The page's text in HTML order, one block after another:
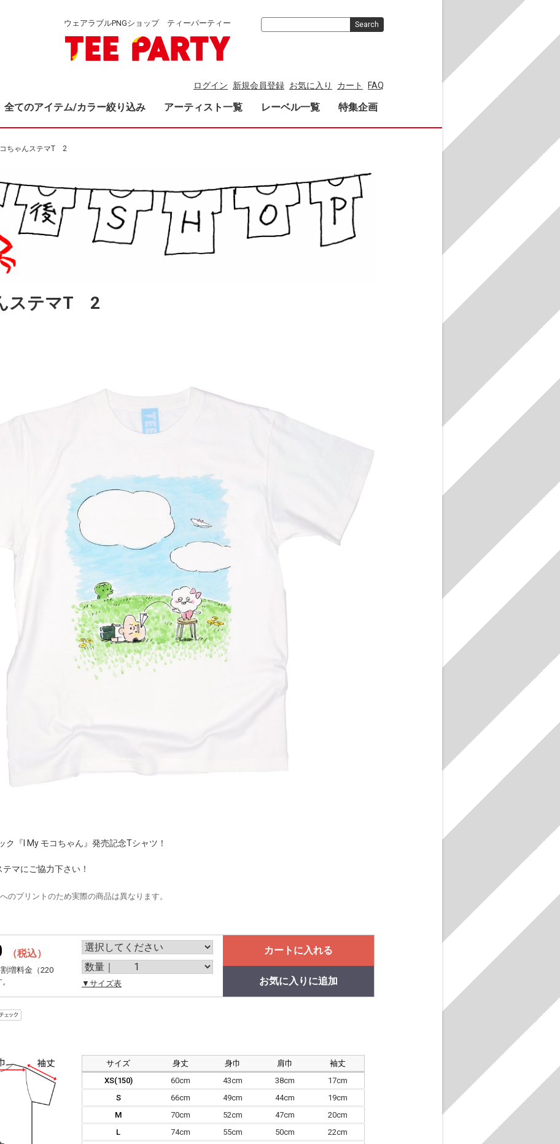
ウェアラブルPNGショップ ティーパーティー
ログイン 新規会員登録 お気に入り カート FAQ
全てのアイテム/カラー絞り込み アーティスト一覧 レーベル一覧 特集企画
Search
ちゃんステマT 2
ステマT 2
ク『I My モコちゃん』発売記念Tシャツ！
マにご協力下さい！
のプリントのため実際の商品は異なります。
（税込）
増料金（220
▼サイズ表
カートに入れる
お気に入りに追加
サイズ 身丈 身巾 肩巾
袖丈
XS(150)
60cm 43cm 38cm
17cm
S
66cm 49cm 44cm
19cm
M
70cm 52cm 47cm
20cm
L
74cm 55cm 50cm
22cm